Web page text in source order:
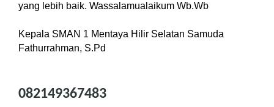
yang lebih baik. Wassalamualaikum Wb.Wb
Kepala SMAN 1 Mentaya Hilir Selatan Samuda
Fathurrahman, S.Pd
082149367483